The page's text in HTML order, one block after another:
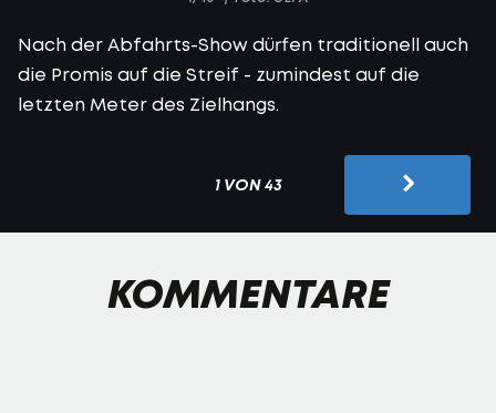
Nach der Abfahrts-Show dürfen traditionell auch
die Promis auf die Streif - zumindest auf die
letzten Meter des Zielhangs.
1 VON 43
KOMMENTARE